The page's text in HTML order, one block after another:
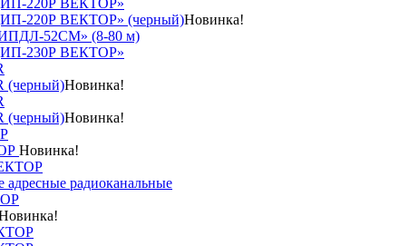
220Р ВЕКТОР»
220Р ВЕКТОР» (черный)Новинка!
52СМ» (8-80 м)
230Р ВЕКТОР»
(черный)Новинка!
(черный)Новинка!
Новинка!
радиоканальные